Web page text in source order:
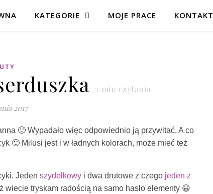
KATEGORIE MOJE PRACE KONTAKT
2 min czytania
2017
🙂 Wypadało więc odpowiednio ją przywitać. A co
🙂 Milusi jest i w ładnych kolorach, może mieć też
Jeden szydełkowy i dwa drutowe z czego jeden z
wiecie tryskam radością na samo hasło elementy 😀